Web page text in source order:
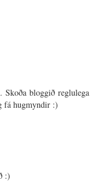
bloggið reglulega
fá hugmyndir :)
:)